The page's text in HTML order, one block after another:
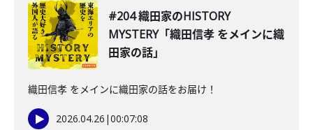
#204 織田家のHISTORY
MYSTERY「織田信孝 をメインに織
田家の話」
織田信孝 をメインに織田家の話をお届け！
2026.04.26 |00:07:08